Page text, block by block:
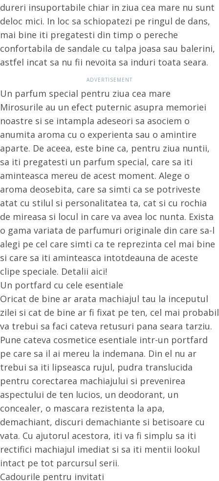
dureri insuportabile chiar in ziua cea mare nu sunt
deloc mici. In loc sa schiopatezi pe ringul de dans,
mai bine iti pregatesti din timp o pereche
confortabila de sandale cu talpa joasa sau balerini,
astfel incat sa nu fii nevoita sa induri toata seara.
Un parfum special pentru ziua cea mare
Mirosurile au un efect puternic asupra memoriei
noastre si se intampla adeseori sa asociem o
anumita aroma cu o experienta sau o amintire
aparte. De aceea, este bine ca, pentru ziua nuntii,
sa iti pregatesti un parfum special, care sa iti
aminteasca mereu de acest moment. Alege o
aroma deosebita, care sa simti ca se potriveste
atat cu stilul si personalitatea ta, cat si cu rochia
de mireasa si locul in care va avea loc nunta. Exista
o gama variata de parfumuri originale din care sa-l
alegi pe cel care simti ca te reprezinta cel mai bine
si care sa iti aminteasca intotdeauna de aceste
clipe speciale. Detalii aici!
Un portfard cu cele esentiale
Oricat de bine ar arata machiajul tau la inceputul
zilei si cat de bine ar fi fixat pe ten, cel mai probabil
va trebui sa faci cateva retusuri pana seara tarziu.
Pune cateva cosmetice esentiale intr-un portfard
pe care sa il ai mereu la indemana. Din el nu ar
trebui sa iti lipseasca rujul, pudra translucida
pentru corectarea machiajului si prevenirea
aspectului de ten lucios, un deodorant, un
concealer, o mascara rezistenta la apa,
demachiant, discuri demachiante si betisoare cu
vata. Cu ajutorul acestora, iti va fi simplu sa iti
rectifici machiajul imediat si sa iti mentii lookul
intact pe tot parcursul serii.
Cadourile pentru invitati